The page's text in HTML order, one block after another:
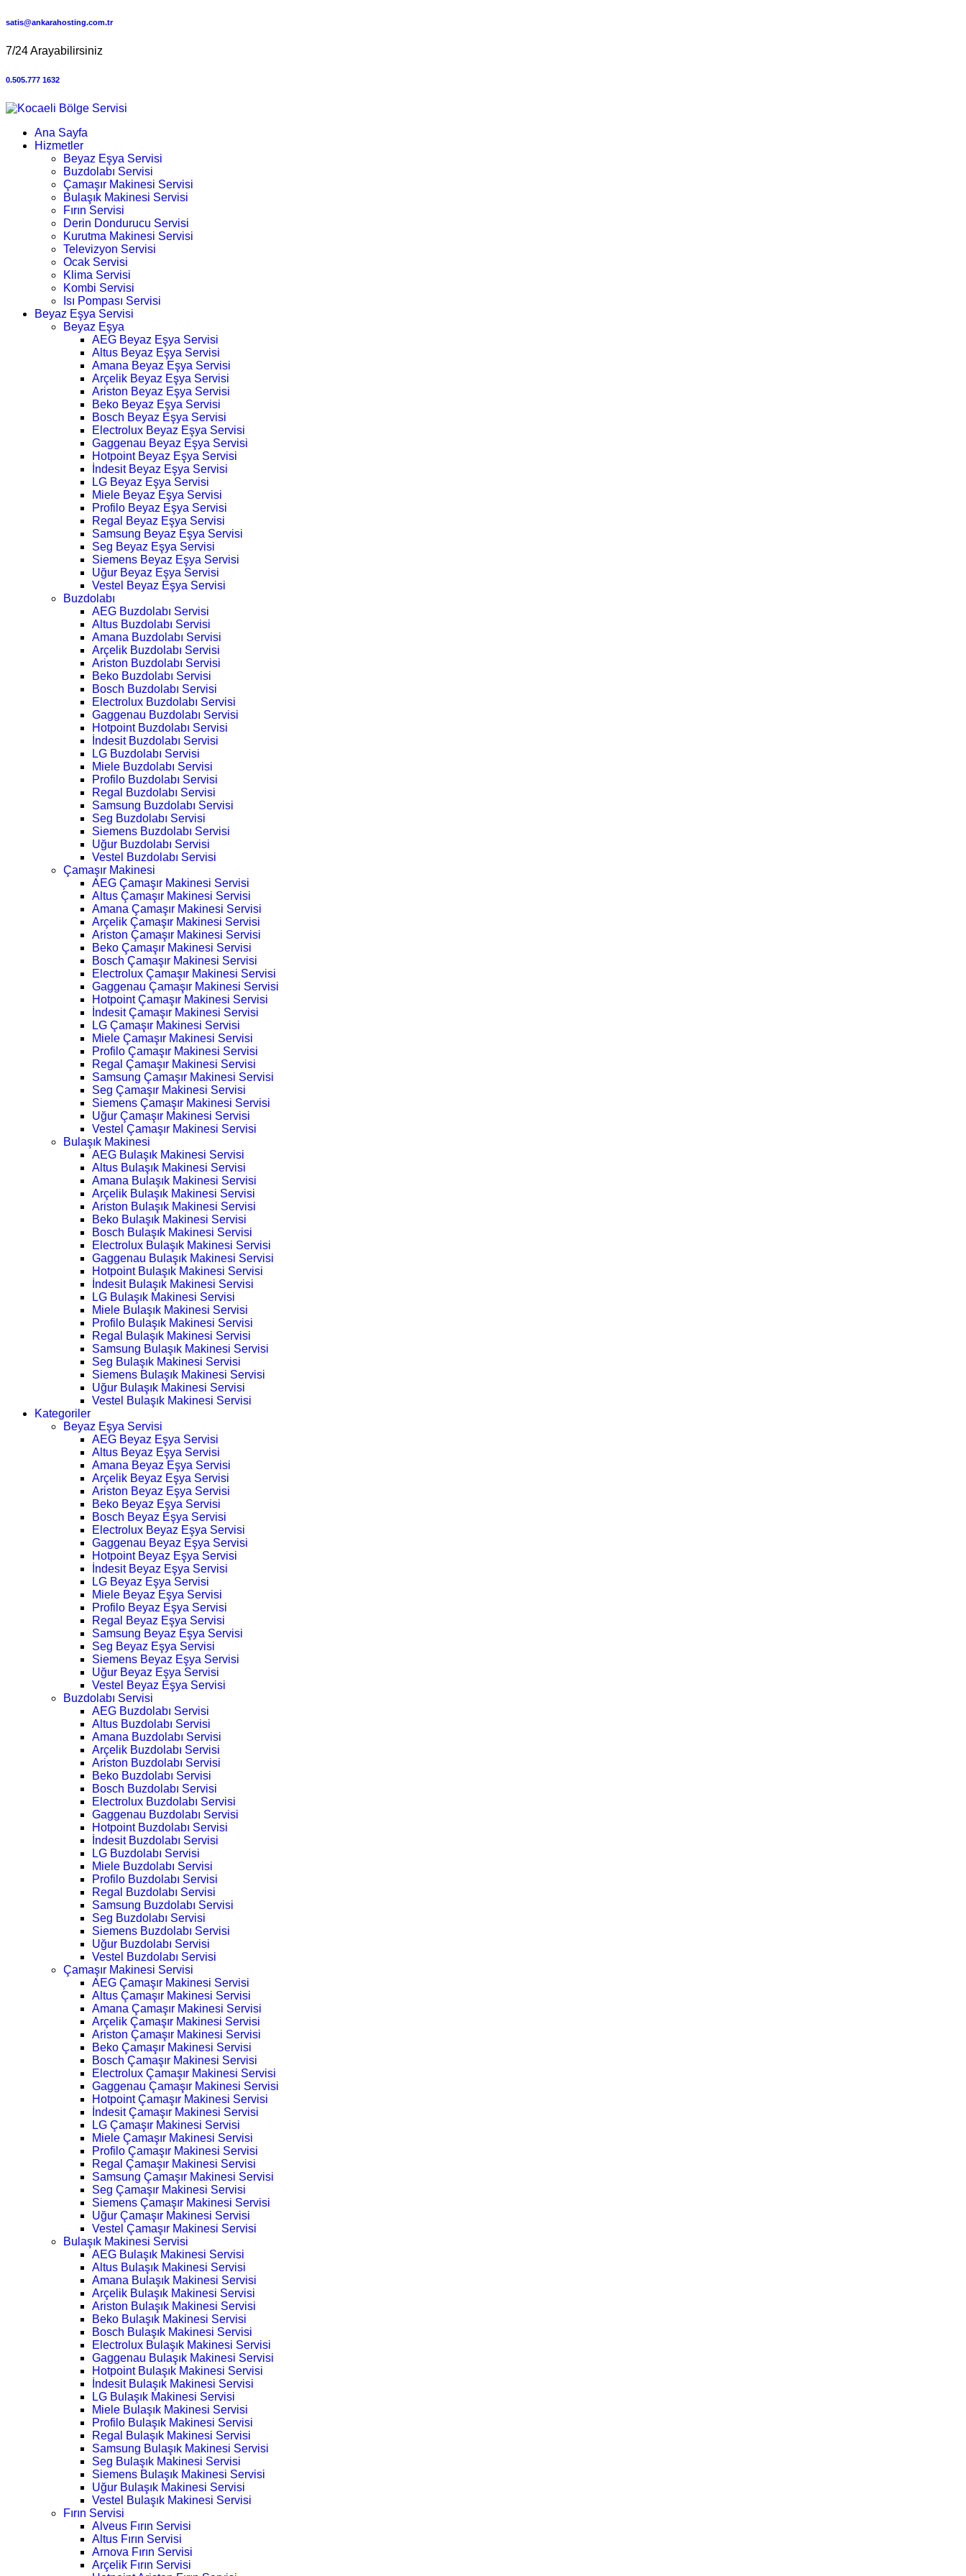
satis@ankarahosting.com.tr
7/24 Arayabilirsiniz
0.505.777 1632
Ana Sayfa
Hizmetler
Beyaz Eşya Servisi
Buzdolabı Servisi
Çamaşır Makinesi Servisi
Bulaşık Makinesi Servisi
Fırın Servisi
Derin Dondurucu Servisi
Kurutma Makinesi Servisi
Televizyon Servisi
Ocak Servisi
Klima Servisi
Kombi Servisi
Isı Pompası Servisi
Beyaz Eşya Servisi
Beyaz Eşya
AEG Beyaz Eşya Servisi
Altus Beyaz Eşya Servisi
Amana Beyaz Eşya Servisi
Arçelik Beyaz Eşya Servisi
Ariston Beyaz Eşya Servisi
Beko Beyaz Eşya Servisi
Bosch Beyaz Eşya Servisi
Electrolux Beyaz Eşya Servisi
Gaggenau Beyaz Eşya Servisi
Hotpoint Beyaz Eşya Servisi
İndesit Beyaz Eşya Servisi
LG Beyaz Eşya Servisi
Miele Beyaz Eşya Servisi
Profilo Beyaz Eşya Servisi
Regal Beyaz Eşya Servisi
Samsung Beyaz Eşya Servisi
Seg Beyaz Eşya Servisi
Siemens Beyaz Eşya Servisi
Uğur Beyaz Eşya Servisi
Vestel Beyaz Eşya Servisi
Buzdolabı
AEG Buzdolabı Servisi
Altus Buzdolabı Servisi
Amana Buzdolabı Servisi
Arçelik Buzdolabı Servisi
Ariston Buzdolabı Servisi
Beko Buzdolabı Servisi
Bosch Buzdolabı Servisi
Electrolux Buzdolabı Servisi
Gaggenau Buzdolabı Servisi
Hotpoint Buzdolabı Servisi
İndesit Buzdolabı Servisi
LG Buzdolabı Servisi
Miele Buzdolabı Servisi
Profilo Buzdolabı Servisi
Regal Buzdolabı Servisi
Samsung Buzdolabı Servisi
Seg Buzdolabı Servisi
Siemens Buzdolabı Servisi
Uğur Buzdolabı Servisi
Vestel Buzdolabı Servisi
Çamaşır Makinesi
AEG Çamaşır Makinesi Servisi
Altus Çamaşır Makinesi Servisi
Amana Çamaşır Makinesi Servisi
Arçelik Çamaşır Makinesi Servisi
Ariston Çamaşır Makinesi Servisi
Beko Çamaşır Makinesi Servisi
Bosch Çamaşır Makinesi Servisi
Electrolux Çamaşır Makinesi Servisi
Gaggenau Çamaşır Makinesi Servisi
Hotpoint Çamaşır Makinesi Servisi
İndesit Çamaşır Makinesi Servisi
LG Çamaşır Makinesi Servisi
Miele Çamaşır Makinesi Servisi
Profilo Çamaşır Makinesi Servisi
Regal Çamaşır Makinesi Servisi
Samsung Çamaşır Makinesi Servisi
Seg Çamaşır Makinesi Servisi
Siemens Çamaşır Makinesi Servisi
Uğur Çamaşır Makinesi Servisi
Vestel Çamaşır Makinesi Servisi
Bulaşık Makinesi
AEG Bulaşık Makinesi Servisi
Altus Bulaşık Makinesi Servisi
Amana Bulaşık Makinesi Servisi
Arçelik Bulaşık Makinesi Servisi
Ariston Bulaşık Makinesi Servisi
Beko Bulaşık Makinesi Servisi
Bosch Bulaşık Makinesi Servisi
Electrolux Bulaşık Makinesi Servisi
Gaggenau Bulaşık Makinesi Servisi
Hotpoint Bulaşık Makinesi Servisi
İndesit Bulaşık Makinesi Servisi
LG Bulaşık Makinesi Servisi
Miele Bulaşık Makinesi Servisi
Profilo Bulaşık Makinesi Servisi
Regal Bulaşık Makinesi Servisi
Samsung Bulaşık Makinesi Servisi
Seg Bulaşık Makinesi Servisi
Siemens Bulaşık Makinesi Servisi
Uğur Bulaşık Makinesi Servisi
Vestel Bulaşık Makinesi Servisi
Kategoriler
Beyaz Eşya Servisi
AEG Beyaz Eşya Servisi
Altus Beyaz Eşya Servisi
Amana Beyaz Eşya Servisi
Arçelik Beyaz Eşya Servisi
Ariston Beyaz Eşya Servisi
Beko Beyaz Eşya Servisi
Bosch Beyaz Eşya Servisi
Electrolux Beyaz Eşya Servisi
Gaggenau Beyaz Eşya Servisi
Hotpoint Beyaz Eşya Servisi
İndesit Beyaz Eşya Servisi
LG Beyaz Eşya Servisi
Miele Beyaz Eşya Servisi
Profilo Beyaz Eşya Servisi
Regal Beyaz Eşya Servisi
Samsung Beyaz Eşya Servisi
Seg Beyaz Eşya Servisi
Siemens Beyaz Eşya Servisi
Uğur Beyaz Eşya Servisi
Vestel Beyaz Eşya Servisi
Buzdolabı Servisi
AEG Buzdolabı Servisi
Altus Buzdolabı Servisi
Amana Buzdolabı Servisi
Arçelik Buzdolabı Servisi
Ariston Buzdolabı Servisi
Beko Buzdolabı Servisi
Bosch Buzdolabı Servisi
Electrolux Buzdolabı Servisi
Gaggenau Buzdolabı Servisi
Hotpoint Buzdolabı Servisi
İndesit Buzdolabı Servisi
LG Buzdolabı Servisi
Miele Buzdolabı Servisi
Profilo Buzdolabı Servisi
Regal Buzdolabı Servisi
Samsung Buzdolabı Servisi
Seg Buzdolabı Servisi
Siemens Buzdolabı Servisi
Uğur Buzdolabı Servisi
Vestel Buzdolabı Servisi
Çamaşır Makinesi Servisi
AEG Çamaşır Makinesi Servisi
Altus Çamaşır Makinesi Servisi
Amana Çamaşır Makinesi Servisi
Arçelik Çamaşır Makinesi Servisi
Ariston Çamaşır Makinesi Servisi
Beko Çamaşır Makinesi Servisi
Bosch Çamaşır Makinesi Servisi
Electrolux Çamaşır Makinesi Servisi
Gaggenau Çamaşır Makinesi Servisi
Hotpoint Çamaşır Makinesi Servisi
İndesit Çamaşır Makinesi Servisi
LG Çamaşır Makinesi Servisi
Miele Çamaşır Makinesi Servisi
Profilo Çamaşır Makinesi Servisi
Regal Çamaşır Makinesi Servisi
Samsung Çamaşır Makinesi Servisi
Seg Çamaşır Makinesi Servisi
Siemens Çamaşır Makinesi Servisi
Uğur Çamaşır Makinesi Servisi
Vestel Çamaşır Makinesi Servisi
Bulaşık Makinesi Servisi
AEG Bulaşık Makinesi Servisi
Altus Bulaşık Makinesi Servisi
Amana Bulaşık Makinesi Servisi
Arçelik Bulaşık Makinesi Servisi
Ariston Bulaşık Makinesi Servisi
Beko Bulaşık Makinesi Servisi
Bosch Bulaşık Makinesi Servisi
Electrolux Bulaşık Makinesi Servisi
Gaggenau Bulaşık Makinesi Servisi
Hotpoint Bulaşık Makinesi Servisi
İndesit Bulaşık Makinesi Servisi
LG Bulaşık Makinesi Servisi
Miele Bulaşık Makinesi Servisi
Profilo Bulaşık Makinesi Servisi
Regal Bulaşık Makinesi Servisi
Samsung Bulaşık Makinesi Servisi
Seg Bulaşık Makinesi Servisi
Siemens Bulaşık Makinesi Servisi
Uğur Bulaşık Makinesi Servisi
Vestel Bulaşık Makinesi Servisi
Fırın Servisi
Alveus Fırın Servisi
Altus Fırın Servisi
Arnova Fırın Servisi
Arçelik Fırın Servisi